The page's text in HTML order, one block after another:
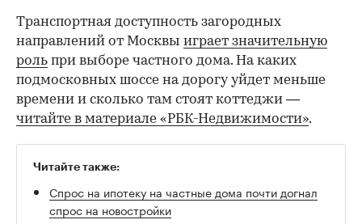
Транспортная доступность загородных
направлений от Москвы играет значительную
роль при выборе частного дома. На каких
подмосковных шоссе на дорогу уйдет меньше
времени и сколько там стоят коттеджи —
читайте в материале «РБК-Недвижимости».
Читайте также:
Спрос на ипотеку на частные дома почти догнал
спрос на новостройки